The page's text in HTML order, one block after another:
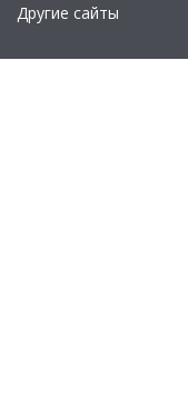
Другие сайты